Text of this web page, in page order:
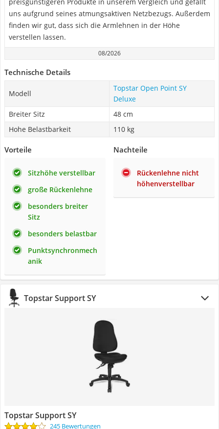
uns aufgrund seines atmungsaktiven Netzbezugs. Außerdem
finden wir gut, dass sich die Armlehnen in der Höhe
verstellen lassen.
08/2026
Technische Details
Modell
Topstar Open Point SY
Deluxe
Breiter Sitz
48 cm
Hohe Belastbarkeit
110 kg
Vorteile
Sitzhöhe verstellbar
große Rückenlehne
besonders breiter
Sitz
besonders belastbar
Punktsynchronmech
anik
Nachteile
Rückenlehne nicht
höhenverstellbar
Topstar Support SY
Topstar Support SY
245 Bewertungen